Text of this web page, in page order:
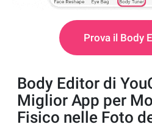
Prova il Body
Body Editor di
Miglior App per
Fisico nelle Foto